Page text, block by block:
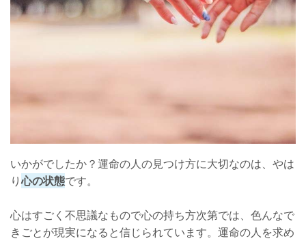
いかがでしたか？運命の人の見つけ方に大切なのは、やは
り心の状態です。
心はすごく不思議なもので心の持ち方次第では、色んなで
きごとが現実になると信じられています。運命の人を求め